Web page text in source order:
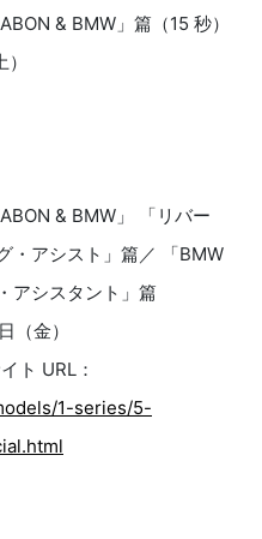
& BMW」篇（15 秒）
& BMW」 「リバー
・アシスト」篇／ 「BMW
アシスタント」篇
（金）
ト URL：
1-series/5-